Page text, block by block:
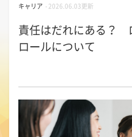
キャリア - 2026.06.03更新
責任はだれにある？
ロールについて